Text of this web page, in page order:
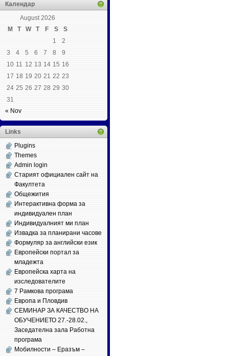
Календар
August 2026
M
T W T F S
S
1
2
3
4 5 6 7 8
9
10 11 12 13 14 15 16
17 18 19 20 21 22 23
24 25 26 27 28 29 30
31
« Nov
Links
Plugins
Themes
Admin login
Старият официален сайт на
Факултета
Общежития
Интерактивна форма за
индивидуален план
Индивидуалният ми план
Извадка за планирани часове
Формуляр за английски език
Европейски портал за
младежта
Европейска харта на
изследователите
7 Рамкова програма
Европа и Пловдив
СЕМИНАР ЗА КАЧЕСТВО НА
ОБУЧЕНИЕТО 27.-28.02.,
Заседателна зала Работна
програма
Мобилности – Еразъм –